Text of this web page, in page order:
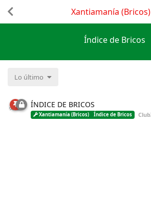
Índice de Bricos
Xantiamanía (Bricos)
Lo último
ÍNDICE DE BRICOS
Xantiamanía (Bricos) Índice de Bricos